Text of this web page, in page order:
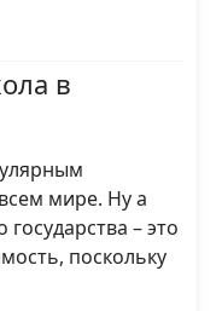
в
мире. Ну а
– это
поскольку